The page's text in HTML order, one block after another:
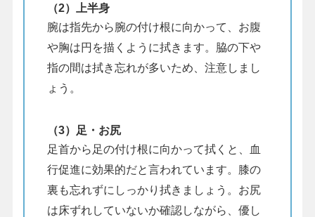
（2）上半身
腕は指先から腕の付け根に向かって、お腹
や胸は円を描くように拭きます。脇の下や
指の間は拭き忘れが多いため、注意しまし
ょう。
（3）足・お尻
足首から足の付け根に向かって拭くと、血
行促進に効果的だと言われています。膝の
裏も忘れずにしっかり拭きましょう。お尻
は床ずれしていないか確認しながら、優し